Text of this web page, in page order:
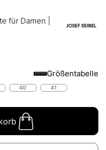
für Damen |
Größentabelle
40 41